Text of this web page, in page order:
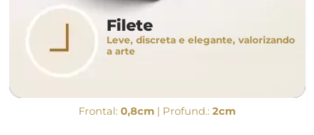
Filete
Leve, discreta e elegante, valorizando
a arte
Frontal: 0,8cm | Profund.: 2cm